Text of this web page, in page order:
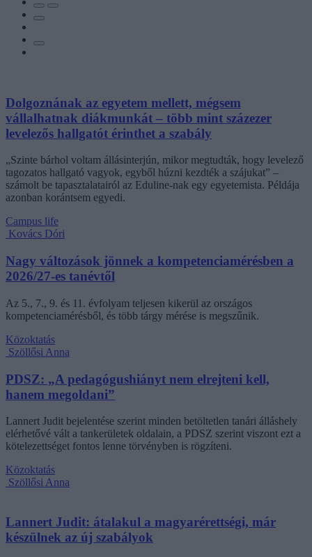
Dolgoznának az egyetem mellett, mégsem
vállalhatnak diákmunkát – több mint százezer
levelezős hallgatót érinthet a szabály
„Szinte bárhol voltam állásinterjún, mikor megtudták, hogy levelező
tagozatos hallgató vagyok, egyből húzni kezdték a szájukat” –
számolt be tapasztalatairól az Eduline-nak egy egyetemista. Példája
azonban korántsem egyedi.
Campus life
Kovács Dóri
Nagy változások jönnek a kompetenciamérésben a
2026/27-es tanévtől
Az 5., 7., 9. és 11. évfolyam teljesen kikerül az országos
kompetenciamérésből, és több tárgy mérése is megszűnik.
Közoktatás
Szöllősi Anna
PDSZ: „A pedagógushiányt nem elrejteni kell,
hanem megoldani”
Lannert Judit bejelentése szerint minden betöltetlen tanári álláshely
elérhetővé vált a tankerületek oldalain, a PDSZ szerint viszont ezt a
kötelezettséget fontos lenne törvényben is rögzíteni.
Közoktatás
Szöllősi Anna
Lannert Judit: átalakul a magyarérettségi, már
készülnek az új szabályok